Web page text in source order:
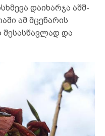
დაიხარჯა აშშ-
ამ მცენარის
და